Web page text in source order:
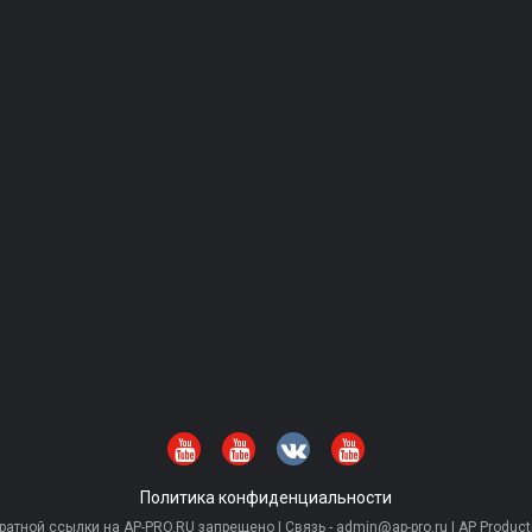
Политика конфиденциальности
ссылки на AP-PRO.RU запрещено | Связь - admin@ap-pro.ru | AP